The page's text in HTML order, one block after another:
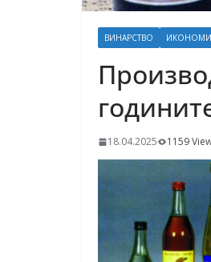
ВИНАРСТВО
18.04.2025 1159